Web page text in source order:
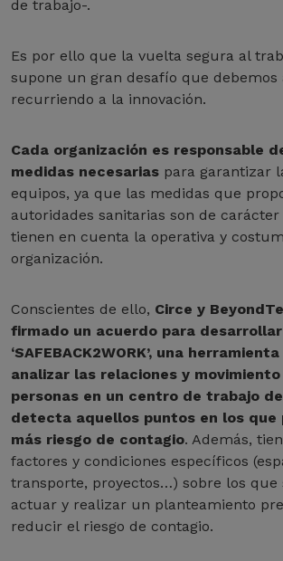
de trabajo-.
Es por ello que la vuelta segura al
supone un gran desafío que
recurriendo a la innovación.
Cada organización es responsable
medidas necesarias para garantizar
equipos, ya que las medidas que
autoridades sanitarias son de carácter
tienen en cuenta la operativa y
organización.
Conscientes de ello, Circe y
firmado un acuerdo para desarrollar
‘SAFEBACK2WORK’, una
analizar las relaciones y
personas en un centro de trabajo
detecta aquellos puntos en los que
más riesgo de contagio. Además,
factores y condiciones específicos
transporte, proyectos…) sobre los que
actuar y realizar un planteamiento
reducir el riesgo de contagio.